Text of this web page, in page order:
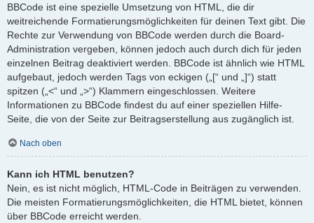
BBCode ist eine spezielle Umsetzung von HTML, die dir
weitreichende Formatierungsmöglichkeiten für deinen Text gibt. Die
Rechte zur Verwendung von BBCode werden durch die Board-
Administration vergeben, können jedoch auch durch dich für jeden
einzelnen Beitrag deaktiviert werden. BBCode ist ähnlich wie HTML
aufgebaut, jedoch werden Tags von eckigen („[“ und „]“) statt
spitzen („<“ und „>“) Klammern eingeschlossen. Weitere
Informationen zu BBCode findest du auf einer speziellen Hilfe-
Seite, die von der Seite zur Beitragserstellung aus zugänglich ist.
Nach oben
Kann ich HTML benutzen?
Nein, es ist nicht möglich, HTML-Code in Beiträgen zu verwenden.
Die meisten Formatierungsmöglichkeiten, die HTML bietet, können
über BBCode erreicht werden.